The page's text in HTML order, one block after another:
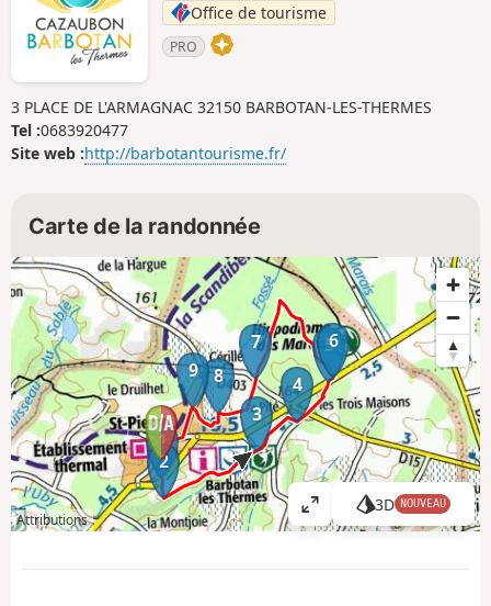
Office de tourisme
PRO
3 PLACE DE L'ARMAGNAC 32150 BARBOTAN-LES-THERMES
Tel :0683920477
Site web :http://barbotantourisme.fr/
Carte de la randonnée
1
2
3
4
56
7
8
9
Attributions
A
ff
3D NOUVEAU